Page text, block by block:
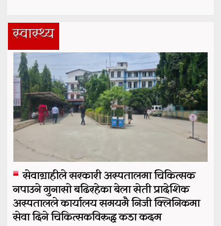
स्वास्थ्य
सेवाग्राहीले सरकारी अस्पतालमा चिकित्सक
नपाउने गुनासो बढिरहेका बेला सेती प्रादेशिक
अस्पतालले कार्यालय समयमै निजी क्लिनिकमा
सेवा दिने चिकित्सकविरुद्ध कडा कदम